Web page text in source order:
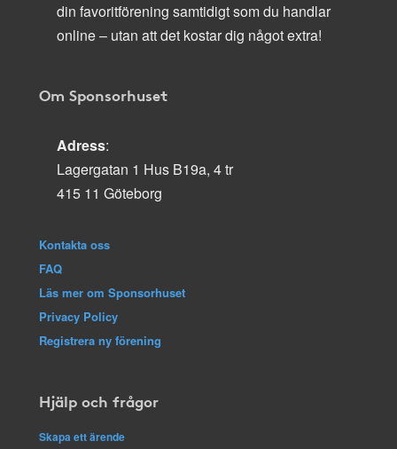
din favoritförening samtidigt som du handlar
online – utan att det kostar dig något extra!
Om Sponsorhuset
Adress:
Lagergatan 1 Hus B19a, 4 tr
415 11 Göteborg
Kontakta oss
FAQ
Läs mer om Sponsorhuset
Privacy Policy
Registrera ny förening
Hjälp och frågor
Skapa ett ärende